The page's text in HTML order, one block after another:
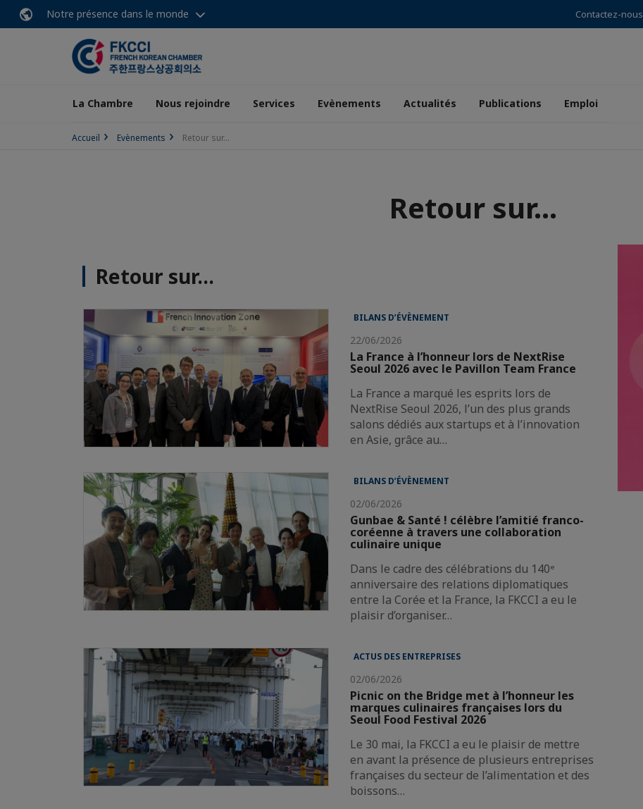
Notre présence dans le monde Contactez-nous
La Chambre Nous rejoindre Services Evènements Actualités Publications Emploi
Accueil Evènements Retour sur...
Retour sur...
Retour sur...
BILANS D’ÉVÈNEMENT
22/06/2026
La France à l’honneur lors de NextRise
Seoul 2026 avec le Pavillon Team France
La France a marqué les esprits lors de
NextRise Seoul 2026, l’un des plus grands
salons dédiés aux startups et à l’innovation
en Asie, grâce au…
BILANS D’ÉVÈNEMENT
02/06/2026
Gunbae & Santé ! célèbre l’amitié franco-
coréenne à travers une collaboration
culinaire unique
Dans le cadre des célébrations du 140ᵉ
anniversaire des relations diplomatiques
entre la Corée et la France, la FKCCI a eu le
plaisir d’organiser…
ACTUS DES ENTREPRISES
02/06/2026
Picnic on the Bridge met à l’honneur les
marques culinaires françaises lors du
Seoul Food Festival 2026
Le 30 mai, la FKCCI a eu le plaisir de mettre
en avant la présence de plusieurs entreprises
françaises du secteur de l’alimentation et des
boissons…